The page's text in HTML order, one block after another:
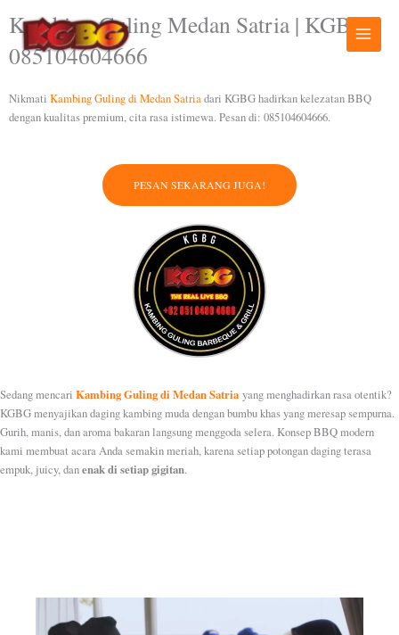
konten
Kambing Guling Medan Satria | KGBG |
085104604666
Nikmati Kambing Guling di Medan Satriadari KGBG hadirkan kelezatan BBQ
dengan kualitas premium, cita rasa istimewa. Pesan di: 085104604666.
PESAN SEKARANG JUGA!
Sedang mencari Kambing Guling di Medan Satria yang menghadirkan rasa otentik?
KGBG menyajikan daging kambing muda dengan bumbu khas yang meresap sempurna.
Gurih, manis, dan aroma bakaran langsung menggoda selera. Konsep BBQ modern
kami membuat acara Anda semakin meriah, karena setiap potongan daging terasa
empuk, juicy, danenak di setiap gigitan.